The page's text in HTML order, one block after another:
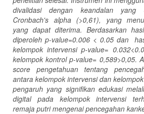
divalidasi dengan keandalan yang
Cronbach's alpha (>0,61), yang
yang dapat diterima. Berdasarkan
diperoleh p-value=0.006 < 0.05 dan
kelompok intervensi p-value=
kelompok kontrol p-value= 0,589>0,05. A
score pengetahuan tentang
antara kelompok intervensi dan
pengaruh yang signifikan edukasi
digital pada kelompok intervensi
remaja putri mengenai pencegahan